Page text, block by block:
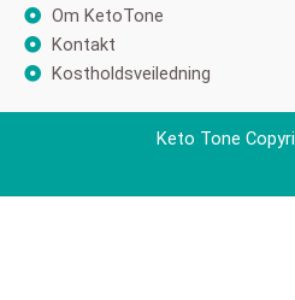
Om KetoTone
Kontakt
Kostholdsveiledning
Keto Tone